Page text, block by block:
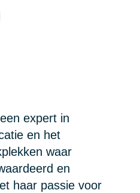
expert in
en het
waar
en
haar passie voor